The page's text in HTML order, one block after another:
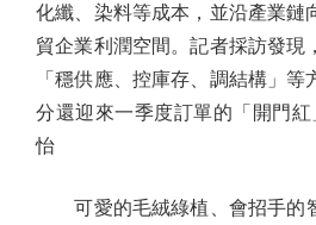
化纖、染料等成本，並沿產業鏈
貿企業利潤空間。記者採訪發現
「穩供應、控庫存、調結構」
分還迎來一季度訂單的「開門
怡
可愛的毛絨綠植、會招手的